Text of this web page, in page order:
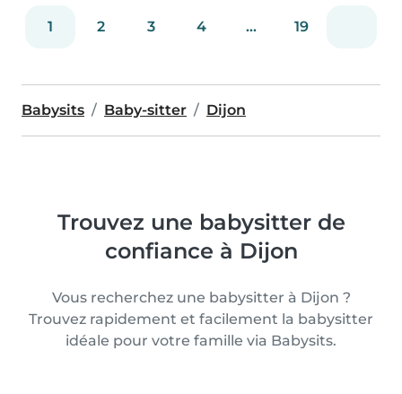
1 2 3 4 ... 19
Babysits Baby-sitter Dijon
Trouvez une babysitter de
confiance à Dijon
Vous recherchez une babysitter à Dijon ?
Trouvez rapidement et facilement la babysitter
idéale pour votre famille via Babysits.